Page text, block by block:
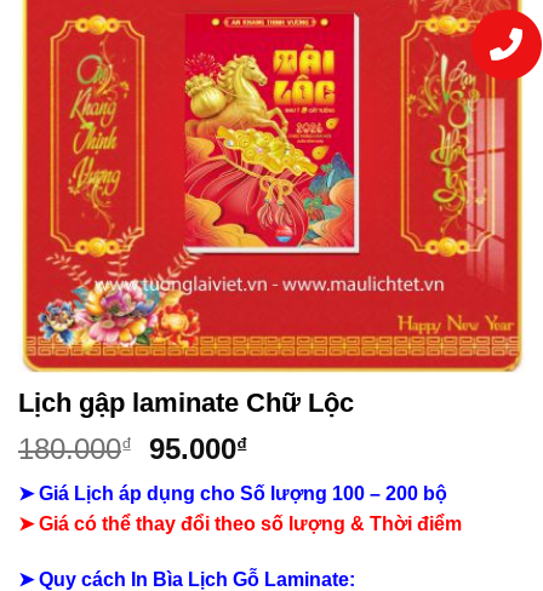
Lịch gập laminate Chữ Lộc
180.000₫
Giá
là:
180.000₫.
95.000₫Giá
hiện
tại
là:
95.000₫.
➤ Giá Lịch áp dụng cho Số lượng 100 – 200 bộ
➤ Giá có thể thay đổi theo số lượng & Thời điểm
➤ Quy cách In Bìa Lịch Gỗ Laminate: